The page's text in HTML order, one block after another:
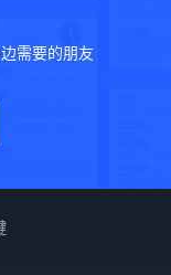
需要的朋友